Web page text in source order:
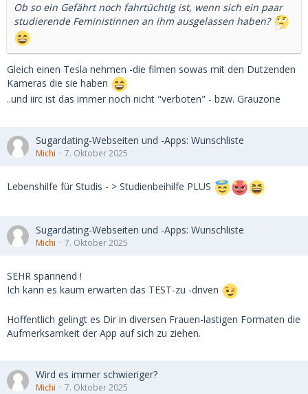
Ob so ein Gefährt noch fahrtüchtig ist, wenn sich ein paar
studierende Feministinnen an ihm ausgelassen haben?
Gleich einen Tesla nehmen -die filmen sowas mit den Dutzenden
Kameras die sie haben
..und iirc ist das immer noch nicht "verboten" - bzw. Grauzone
Sugardating-Webseiten und -Apps: Wunschliste
Michi 7. Oktober 2025
Lebenshilfe für Studis - > Studienbeihilfe PLUS
Sugardating-Webseiten und -Apps: Wunschliste
Michi 7. Oktober 2025
SEHR spannend !
Ich kann es kaum erwarten das TEST-zu -driven
Hoffentlich gelingt es Dir in diversen Frauen-lastigen Formaten die
Aufmerksamkeit der App auf sich zu ziehen.
Wird es immer schwieriger?
Michi 7. Oktober 2025